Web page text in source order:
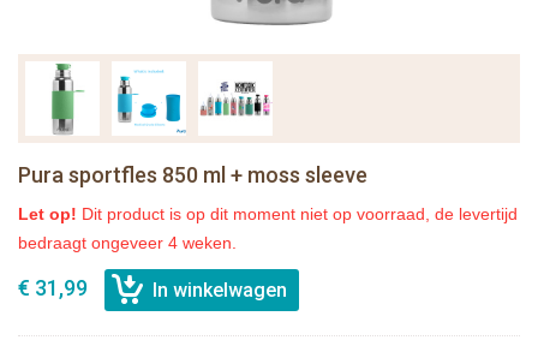
Pura sportfles 850 ml + moss sleeve
Let op! Dit product is op dit moment niet op voorraad, de levertijd
bedraagt ongeveer 4 weken.
€ 31,99